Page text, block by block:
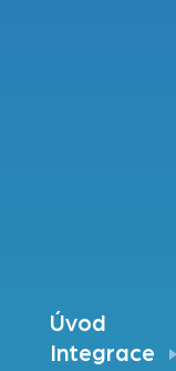
Úvod
Integrace